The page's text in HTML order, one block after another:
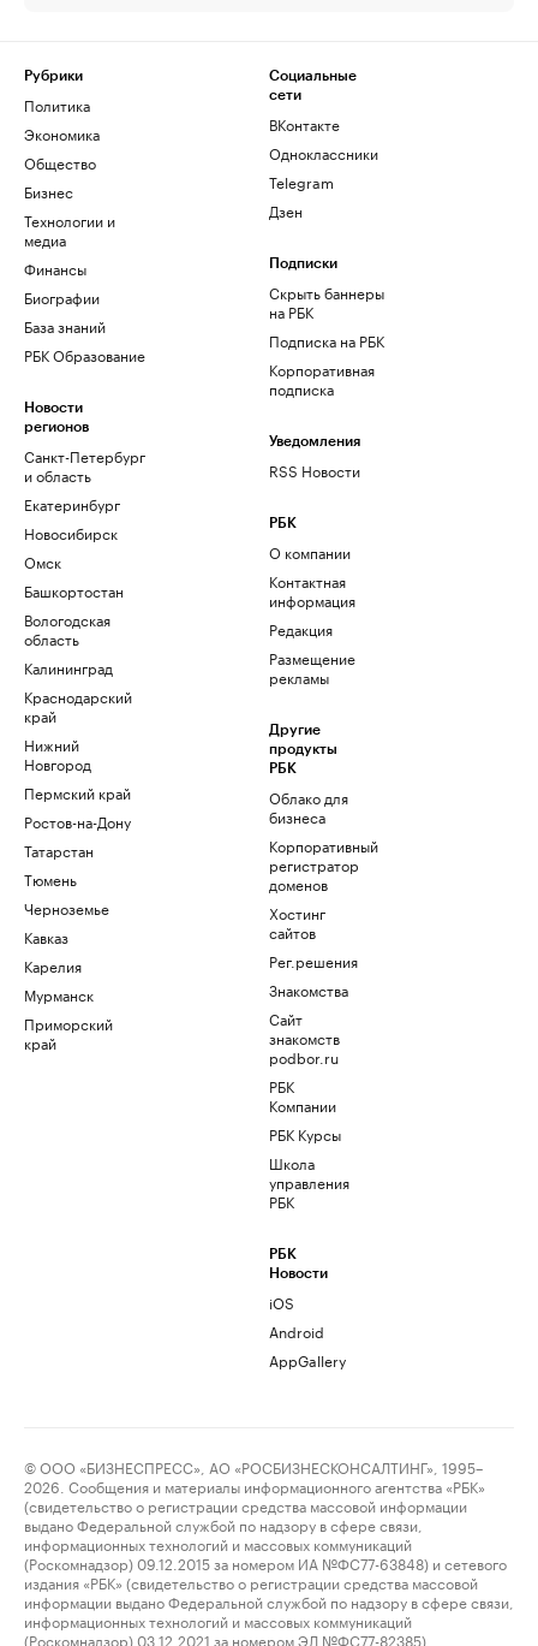
Рубрики
Политика
Экономика
Общество
Бизнес
Технологии и
медиа
Финансы
Биографии
База знаний
РБК Образование
Новости
регионов
Санкт-Петербург
и область
Екатеринбург
Новосибирск
Омск
Башкортостан
Вологодская
область
Калининград
Краснодарский
край
Нижний
Новгород
Пермский край
Ростов-на-Дону
Татарстан
Тюмень
Черноземье
Кавказ
Карелия
Мурманск
Приморский
край
Социальные
сети
ВКонтакте
Одноклассники
Telegram
Дзен
Подписки
Скрыть баннеры
на РБК
Подписка на РБК
Корпоративная
подписка
Уведомления
RSS Новости
РБК
О компании
Контактная
информация
Редакция
Размещение
рекламы
Другие
продукты
РБК
Облако для
бизнеса
Корпоративный
регистратор
доменов
Хостинг
сайтов
Рег.решения
Знакомства
Сайт
знакомств
podbor.ru
РБК
Компании
РБК Курсы
Школа
управления
РБК
РБК
Новости
iOS
Android
AppGallery
© ООО «БИЗНЕСПРЕСС», АО «РОСБИЗНЕСКОНСАЛТИНГ», 1995–
2026. Сообщения и материалы информационного агентства «РБК»
(свидетельство о регистрации средства массовой информации
выдано Федеральной службой по надзору в сфере связи,
информационных технологий и массовых коммуникаций
(Роскомнадзор) 09.12.2015 за номером ИА №ФС77-63848) и сетевого
издания «РБК» (свидетельство о регистрации средства массовой
информации выдано Федеральной службой по надзору в сфере связи,
информационных технологий и массовых коммуникаций
(Роскомнадзор) 03.12.2021 за номером ЭЛ №ФС77-82385)